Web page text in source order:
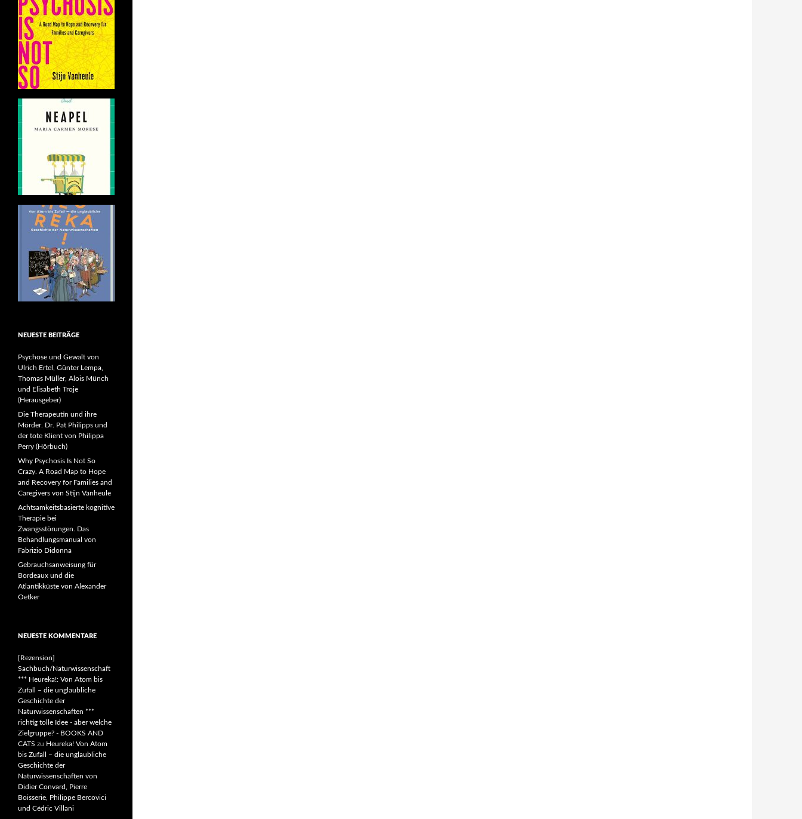
NEUESTE BEITRÄGE
Psychose und Gewalt von
Ulrich Ertel, Günter Lempa,
Thomas Müller, Alois Münch
und Elisabeth Troje
(Herausgeber)
Die Therapeutin und ihre
Mörder. Dr. Pat Philipps und
der tote Klient von Philippa
Perry (Hörbuch)
Why Psychosis Is Not So
Crazy. A Road Map to Hope
and Recovery for Families and
Caregivers von Stijn Vanheule
Achtsamkeitsbasierte kognitive
Therapie bei
Zwangsstörungen. Das
Behandlungsmanual von
Fabrizio Didonna
Gebrauchsanweisung für
Bordeaux und die
Atlantikküste von Alexander
Oetker
NEUESTE KOMMENTARE
[Rezension]
Sachbuch/Naturwissenschaft
*** Heureka!: Von Atom bis
Zufall – die unglaubliche
Geschichte der
Naturwissenschaften ***
richtig tolle Idee - aber welche
Zielgruppe? - BOOKS AND
CATS zu Heureka! Von Atom
bis Zufall – die unglaubliche
Geschichte der
Naturwissenschaften von
Didier Convard, Pierre
Boisserie, Philippe Bercovici
und Cédric Villani